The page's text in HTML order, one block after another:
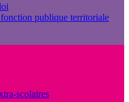
publique territoriale
scolaires